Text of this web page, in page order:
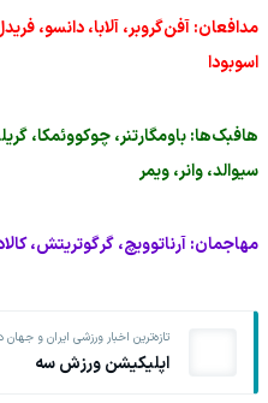
مدافعان: آفن‌گروبر، آلابا، دانسو،
اسوبودا
هافبک‌ها: باومگارتنر، چوکووئمکا،
سیوالد، وانر، ویمر
مهاجمان: آرناتوویچ، گرگوتریتش،
تازه‌ترین اخبار ورزشی ایران و جهان
اپلیکیشن ورزش سه